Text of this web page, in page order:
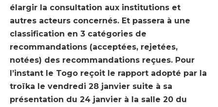
élargir la consultation aux institutions et
autres acteurs concernés. Et passera à une
classification en 3 catégories de
recommandations (acceptées, rejetées,
notées) des recommandations reçues. Pour
l’instant le Togo reçoit le rapport adopté par la
troïka le vendredi 28 janvier suite à sa
présentation du 24 janvier à la salle 20 du